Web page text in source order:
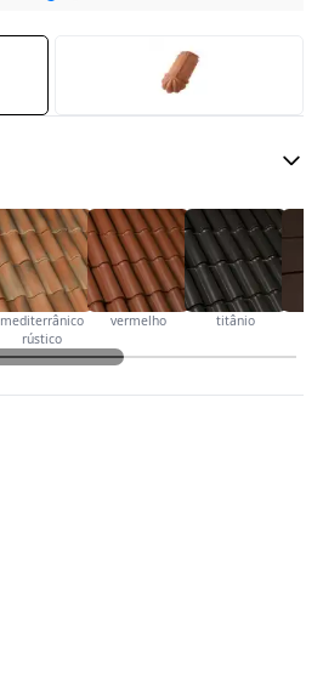
mediterrânico
rústico
vermelho titânio